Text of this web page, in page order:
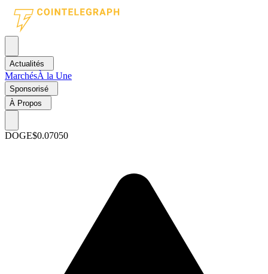
Actualités
MarchésÀ la Une
Sponsorisé
À Propos
DOGE$0.07050